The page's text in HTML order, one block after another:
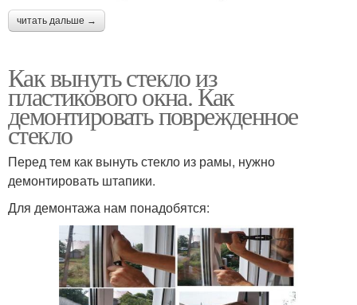
читать дальше →
Как вынуть стекло из
пластикового окна. Как
демонтировать поврежденное
стекло
Перед тем как вынуть стекло из рамы, нужно
демонтировать штапики.
Для демонтажа нам понадобятся: